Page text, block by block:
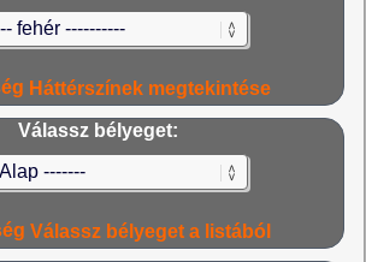
Háttérszínek megtekintése
Válassz bélyeget:
Válassz bélyeget a listából